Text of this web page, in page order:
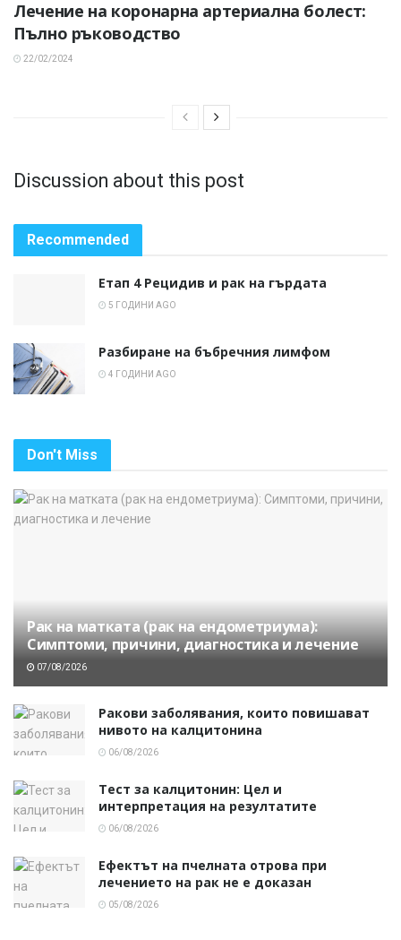
Лечение на коронарна артериална болест:
Пълно ръководство
22/02/2024
Discussion about this post
Recommended
Етап 4 Рецидив и рак на гърдата
5 ГОДИНИ AGO
Разбиране на бъбречния лимфом
4 ГОДИНИ AGO
Don't Miss
Рак на матката (рак на ендометриума):
Симптоми, причини, диагностика и лечение
07/08/2026
Ракови заболявания, които повишават
нивото на калцитонина
06/08/2026
Тест за калцитонин: Цел и
интерпретация на резултатите
06/08/2026
Ефектът на пчелната отрова при
лечението на рак не е доказан
05/08/2026